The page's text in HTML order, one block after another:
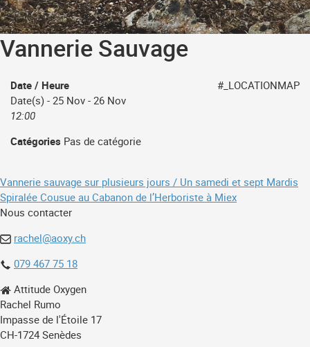
Vannerie Sauvage
#_LOCATIONMAP
Date / Heure
Date(s) - 25 Nov - 26 Nov
12:00
Catégories Pas de catégorie
Navigation
de
l’article
Vannerie sauvage sur plusieurs jours / Un samedi et sept Mardis
Spiralée Cousue au Cabanon de l’Herboriste à Miex
Nous contacter
rachel@aoxy.ch
079 467 75 18
Attitude Oxygen
Rachel Rumo
Impasse de l'Étoile 17
CH-1724 Senèdes